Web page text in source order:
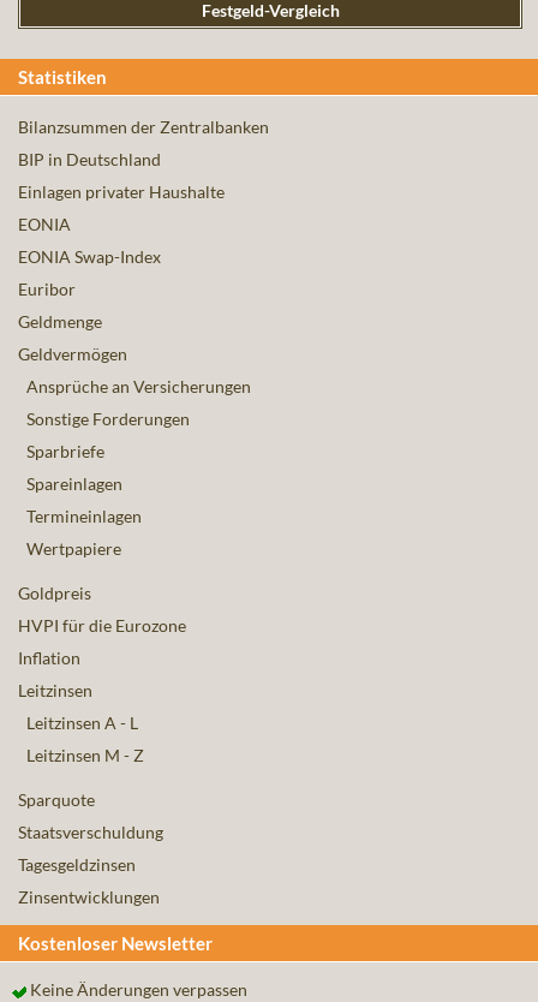
Festgeld-Vergleich
Statistiken
Bilanzsummen der Zentralbanken
BIP in Deutschland
Einlagen privater Haushalte
EONIA
EONIA Swap-Index
Euribor
Geldmenge
Geldvermögen
Ansprüche an Versicherungen
Sonstige Forderungen
Sparbriefe
Spareinlagen
Termineinlagen
Wertpapiere
Goldpreis
HVPI für die Eurozone
Inflation
Leitzinsen
Leitzinsen A - L
Leitzinsen M - Z
Sparquote
Staatsverschuldung
Tagesgeldzinsen
Zinsentwicklungen
Kostenloser Newsletter
Keine Änderungen verpassen